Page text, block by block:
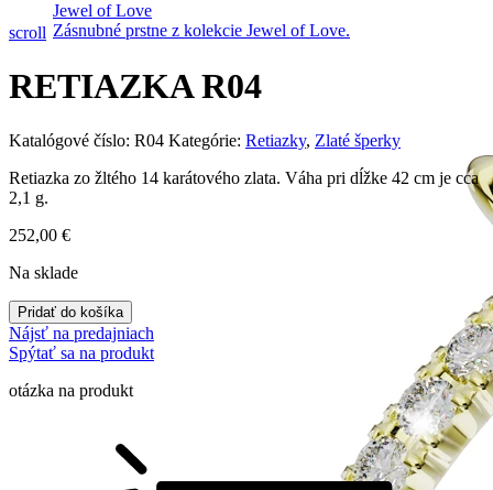
Jewel of Love
Zásnubné prstne z kolekcie Jewel of Love.
scroll
RETIAZKA R04
Katalógové číslo: R04 Kategórie: Retiazky, Zlaté šperky
Retiazka zo žltého 14 karátového zlata. Váha pri dĺžke 42 cm je cca
2,1 g.
252,00 €
Na sklade
Pridať do košíka
Nájsť na predajniach
Spýtať sa na produkt
otázka na produkt